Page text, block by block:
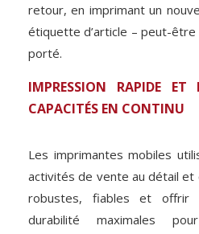
retour, en imprimant un
étiquette d’article – peut-être
porté.
IMPRESSION RAPIDE ET
CAPACITÉS EN CONTINU
Les imprimantes mobiles
activités de vente au détail et
robustes, fiables et offrir
durabilité maximales